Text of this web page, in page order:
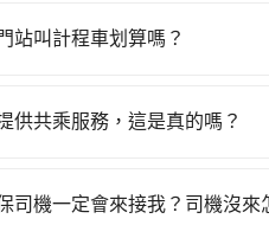
後約花20分鐘、車費200元
送，則每人平均花費約660元
竹路邊可隨租隨借的iRent應
估進去，但額外的汽車保險
一次租車都好像在開樂透一
站叫計程車划算嗎？
元間，若改選tripool的
改預約一輛tripool的九人座廂
供共乘服務，這是真的嗎？
勤共乘、大型活動接送都適合
司機一定會來接我？司機沒來